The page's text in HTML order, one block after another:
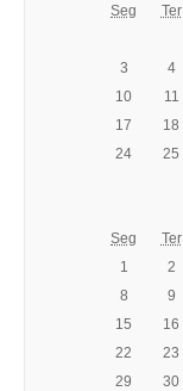
Seg Ter
3
4
10
11
17
18
24
25
Seg Ter
1
2
8
9
15
16
22
23
29
30